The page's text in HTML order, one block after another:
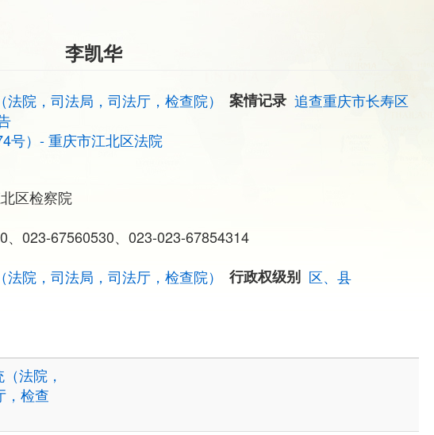
李凯华
院，司法局，司法厅，检查院） 案情记录 追查重庆市长寿区
号）- 重庆市江北区法院
区检察院
023-67560530、023-023-67854314
院，司法局，司法厅，检查院） 行政权级别 区、县
法院，
，检查